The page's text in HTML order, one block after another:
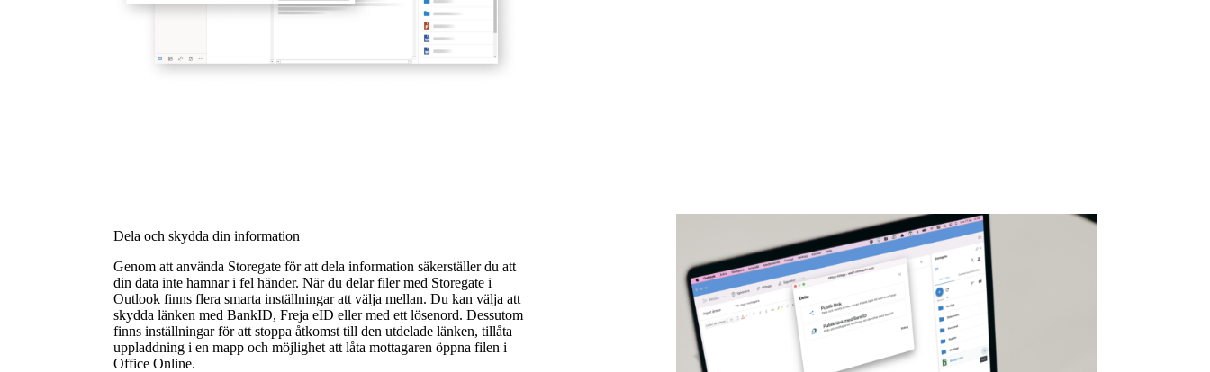
Dela och skydda din information
Genom att använda Storegate för att dela information säkerställer du att
din data inte hamnar i fel händer. När du delar filer med Storegate i
Outlook finns flera smarta inställningar att välja mellan. Du kan välja att
skydda länken med BankID, Freja eID eller med ett lösenord. Dessutom
finns inställningar för att stoppa åtkomst till den utdelade länken, tillåta
uppladdning i en mapp och möjlighet att låta mottagaren öppna filen i
Office Online.